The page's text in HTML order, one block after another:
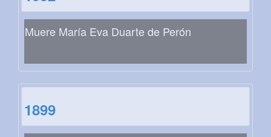
Muere María Eva Duarte de Perón
1899